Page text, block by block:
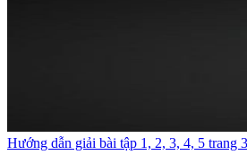
Hướng dẫn giải bài tập 1, 2, 3, 4, 5 trang